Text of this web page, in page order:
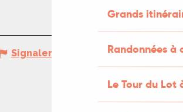
Grands
Randonnées
Le Tour du Lot
Signaler une erreur